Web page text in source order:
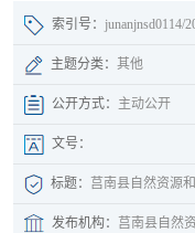
索引号： junanjnsd0114/
主题分类： 其他
公开方式： 主动公开
文号：
标题： 莒南县自然资源
发布机构： 莒南县自然